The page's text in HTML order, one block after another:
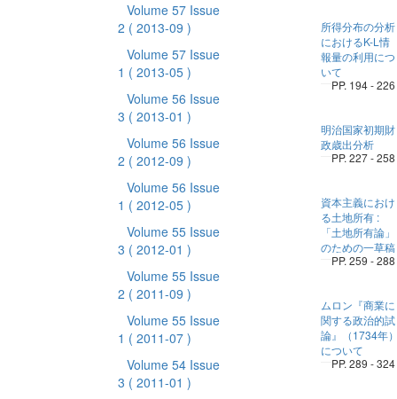
Volume 57 Issue
2 ( 2013-09 )
Volume 57 Issue
1 ( 2013-05 )
Volume 56 Issue
3 ( 2013-01 )
Volume 56 Issue
2 ( 2012-09 )
Volume 56 Issue
1 ( 2012-05 )
Volume 55 Issue
3 ( 2012-01 )
Volume 55 Issue
2 ( 2011-09 )
Volume 55 Issue
1 ( 2011-07 )
Volume 54 Issue
3 ( 2011-01 )
所得分布の分析
におけるK-L情
報量の利用につ
いて
PP. 194 - 226
明治国家初期財
政歳出分析
PP. 227 - 258
資本主義におけ
る土地所有 :
「土地所有論」
のための一草稿
PP. 259 - 288
ムロン『商業に
関する政治的試
論』（1734年
について
PP. 289 - 324